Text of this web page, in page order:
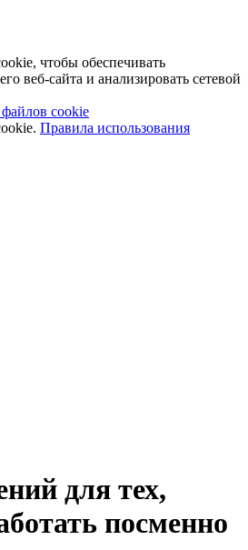
чтобы обеспечивать
веб-сайта и анализировать сетевой
cookie
Правила использования
для тех,
посменно